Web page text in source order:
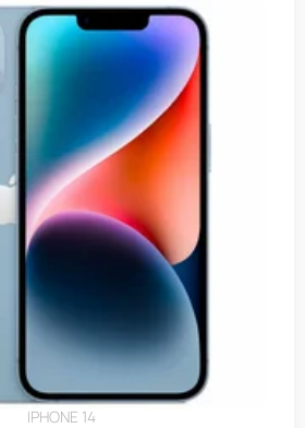
IPHONE 14